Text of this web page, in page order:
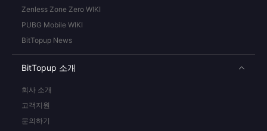
Zenless Zone Zero WIKI
PUBG Mobile WIKI
BitTopup News
BitTopup 소개
회사 소개
고객지원
문의하기